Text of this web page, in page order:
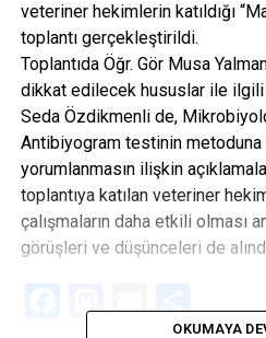
veteriner hekimlerin katıldığı
toplantı gerçekleştirildi.
Toplantıda Öğr. Gör Musa
dikkat edilecek hususlar ile ilgili
Seda Özdikmenli de,
Antibiyogram testinin metoduna
yorumlanmasın ilişkin
toplantıya katılan veteriner
çalışmaların daha etkili olması
görüşleri ve düşünceleri de
Facebook
Mastodon
Email
OKUMAYA